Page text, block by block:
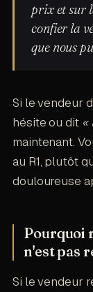
prix et sur
confier la
que nous
Si le vendeur
hésite ou dit «
maintenant.
au R1, plutôt
douloureuse
Pourquoi
n'est pas
Si le vendeur